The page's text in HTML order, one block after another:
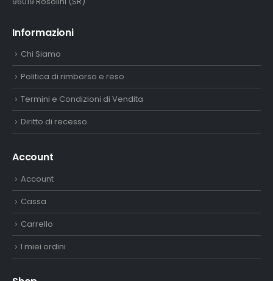
Informazioni
Chi Siamo
Politica di rimborso e reso
Termini e Condizioni di Vendita
Diritto di recesso
Account
Account
Cassa
Carrello
I miei ordini